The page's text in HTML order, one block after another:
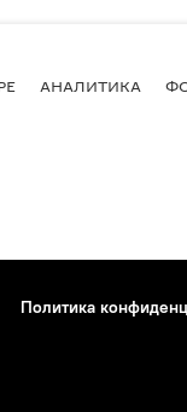
АНАЛИТИКА
Политика